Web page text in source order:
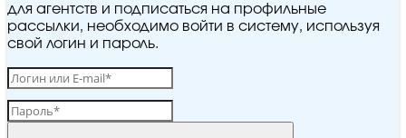
для агентств и подписаться на профильные
рассылки, необходимо войти в систему, используя
свой логин и пароль.